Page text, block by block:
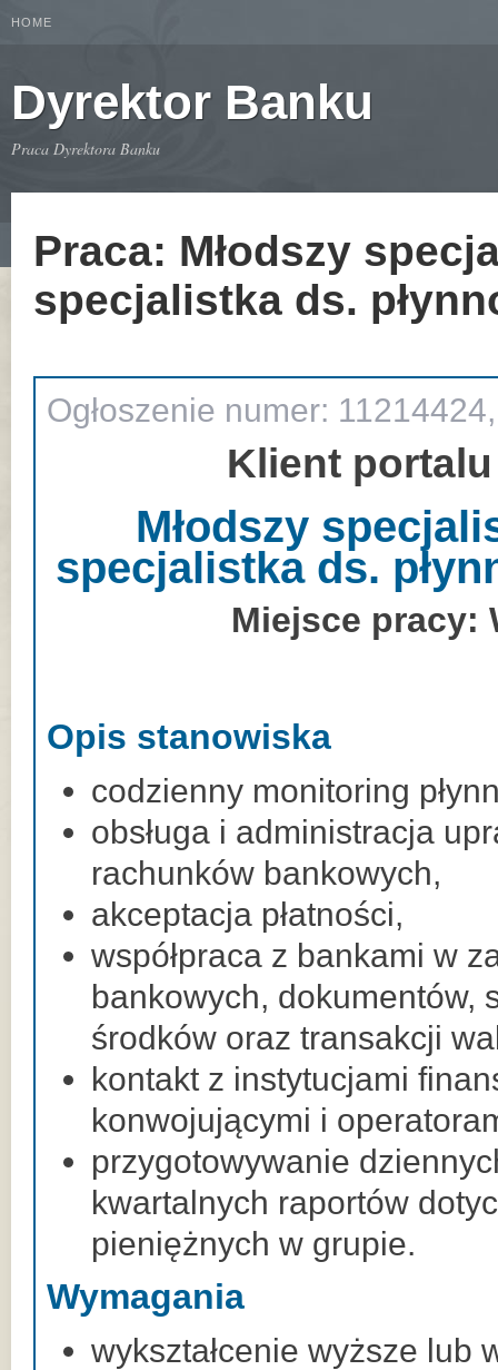
HOME
Dyrektor Banku
Praca Dyrektora Banku
Praca: Młodszy
specjalistka ds.
Ogłoszenie numer:
Klient
Młodszy
specjalistka ds.
Miejsce pracy:
Opis stanowiska
codzienny monitoring
obsługa i administracja
rachunków bankowych,
akceptacja płatności,
współpraca z bankami w
bankowych, dokumentów,
środków oraz transakcji
kontakt z instytucjami
konwojującymi i
przygotowywanie
kwartalnych raportów
pieniężnych w grupie.
Wymagania
wykształcenie wyższe lub